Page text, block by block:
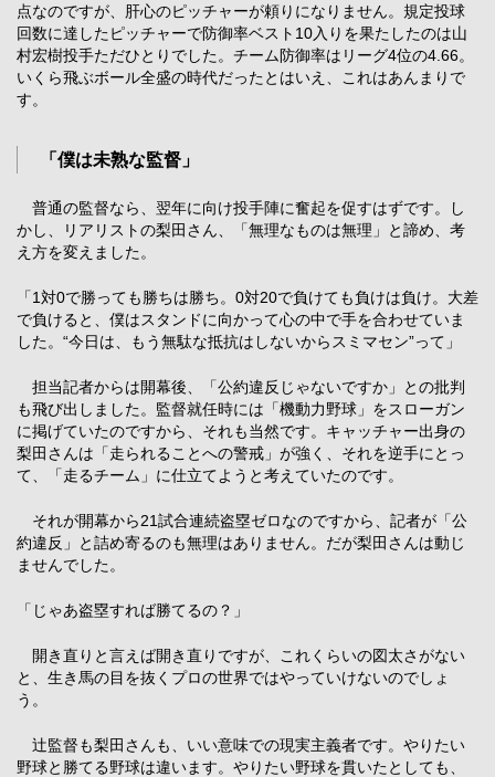
点なのですが、肝心のピッチャーが頼りになりません。規定投球
回数に達したピッチャーで防御率ベスト10入りを果たしたのは山
村宏樹投手ただひとりでした。チーム防御率はリーグ4位の4.66。
いくら飛ぶボール全盛の時代だったとはいえ、これはあんまりで
す。
「僕は未熟な監督」
普通の監督なら、翌年に向け投手陣に奮起を促すはずです。し
かし、リアリストの梨田さん、「無理なものは無理」と諦め、考
え方を変えました。
「1対0で勝っても勝ちは勝ち。0対20で負けても負けは負け。大差
で負けると、僕はスタンドに向かって心の中で手を合わせていま
した。“今日は、もう無駄な抵抗はしないからスミマセン”って」
担当記者からは開幕後、「公約違反じゃないですか」との批判
も飛び出しました。監督就任時には「機動力野球」をスローガン
に掲げていたのですから、それも当然です。キャッチャー出身の
梨田さんは「走られることへの警戒」が強く、それを逆手にとっ
て、「走るチーム」に仕立てようと考えていたのです。
それが開幕から21試合連続盗塁ゼロなのですから、記者が「公
約違反」と詰め寄るのも無理はありません。だが梨田さんは動じ
ませんでした。
「じゃあ盗塁すれば勝てるの？」
開き直りと言えば開き直りですが、これくらいの図太さがない
と、生き馬の目を抜くプロの世界ではやっていけないのでしょ
う。
辻監督も梨田さんも、いい意味での現実主義者です。やりたい
野球と勝てる野球は違います。やりたい野球を貫いたとしても、